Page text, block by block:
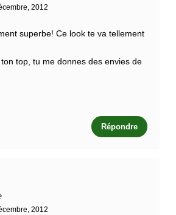
2012
superbe! Ce look te va tellement
top, tu me donnes des envies de
Répondre
2012